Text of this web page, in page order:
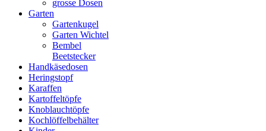
grosse Dosen
Garten
Gartenkugel
Garten Wichtel
Bembel
Beetstecker
Handkäsedosen
Heringstopf
Karaffen
Kartoffeltöpfe
Knoblauchtöpfe
Kochlöffelbehälter